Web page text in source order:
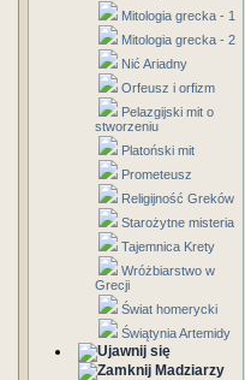
Mitologia grecka - 1
Mitologia grecka - 2
Nić Ariadny
Orfeusz i orfizm
Pelazgijski mit o
stworzeniu
Platoński mit
Prometeusz
Religijność Greków
Starożytne misteria
Tajemnica Krety
Wróżbiarstwo w
Grecji
Świat homerycki
Świątynia Artemidy
Madziarzy